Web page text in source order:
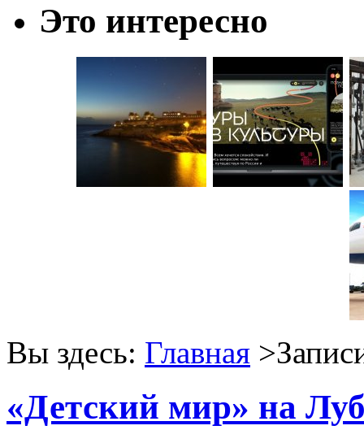
Это интересно
Вы здесь: Главная
«Детский мир» на